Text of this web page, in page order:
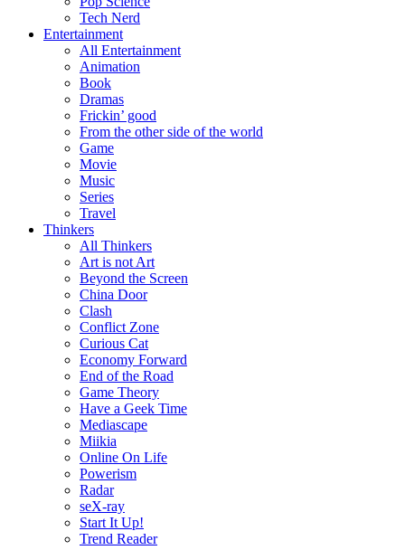
Tech Nerd
Entertainment
All Entertainment
Animation
Book
Dramas
Frickin’ good
From the other side of the world
Game
Movie
Music
Series
Travel
Thinkers
All Thinkers
Art is not Art
Beyond the Screen
China Door
Clash
Conflict Zone
Curious Cat
Economy Forward
End of the Road
Game Theory
Have a Geek Time
Mediascape
Miikia
Online On Life
Powerism
Radar
seX-ray
Start It Up!
Trend Reader